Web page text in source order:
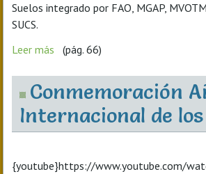
Suelos integrado por FAO, MGAP,
SUCS.
Leer más (pág. 66)
Conmemoración
Internacional de los
{youtube}https://www.youtube.com/